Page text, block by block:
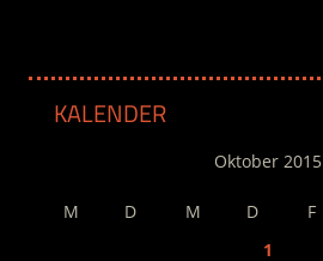
KALENDER
Oktober 2015
M D M D F
1